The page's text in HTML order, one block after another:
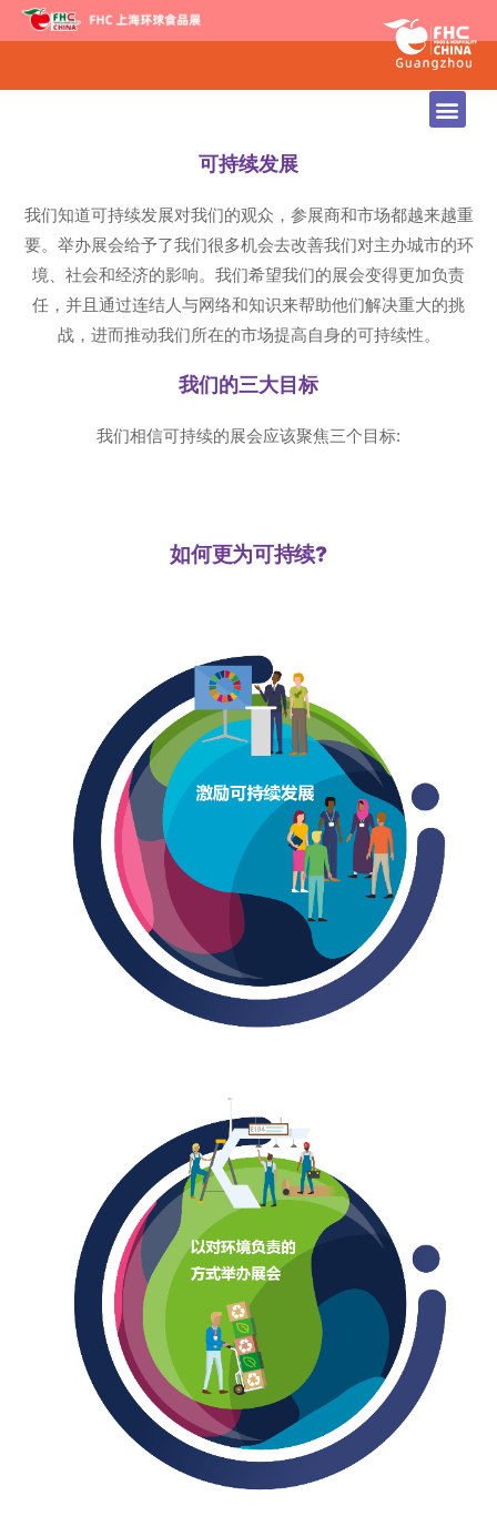
可持续发展
我们知道可持续发展对我们的观众，参展商和市场都越来越重
要。举办展会给予了我们很多机会去改善我们对主办城市的环
境、社会和经济的影响。我们希望我们的展会变得更加负责
任，并且通过连结人与网络和知识来帮助他们解决重大的挑
战，进而推动我们所在的市场提高自身的可持续性。
我们的三大目标
我们相信可持续的展会应该聚焦三个目标:
如何更为可持续?